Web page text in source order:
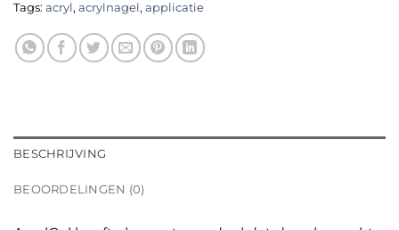
Tags: acryl, acrylnagel, applicatie
BESCHRIJVING
BEOORDELINGEN (0)